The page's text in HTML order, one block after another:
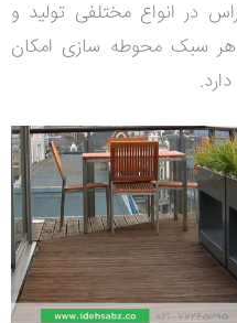
در انواع مختلفی تولید و
هر سبک محوطه سازی امکان